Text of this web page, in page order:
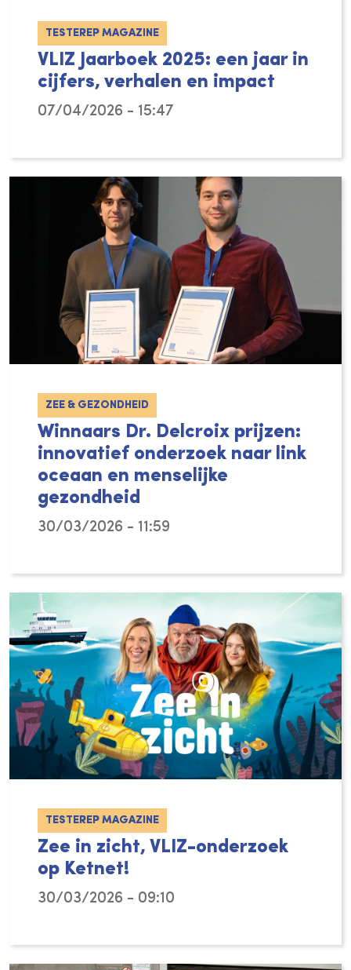
TESTEREP MAGAZINE
VLIZ Jaarboek 2025: een jaar in
cijfers, verhalen en impact
07/04/2026 - 15:47
ZEE & GEZONDHEID
Winnaars Dr. Delcroix prijzen:
innovatief onderzoek naar link
oceaan en menselijke
gezondheid
30/03/2026 - 11:59
TESTEREP MAGAZINE
Zee in zicht, VLIZ-onderzoek
op Ketnet!
30/03/2026 - 09:10